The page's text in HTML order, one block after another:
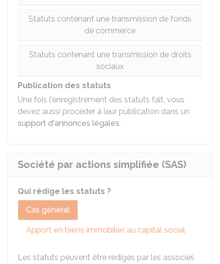
Statuts contenant une transmission de fonds
de commerce
Statuts contenant une transmission de droits
sociaux
Publication des statuts
Une fois l'enregistrement des statuts fait, vous
devez aussi procéder à leur publication dans un
support d'annonces légales.
Société par actions simplifiée (SAS)
Qui rédige les statuts ?
Cas général
Apport en biens immobilier au capital social
Les statuts peuvent être rédigés par les associés